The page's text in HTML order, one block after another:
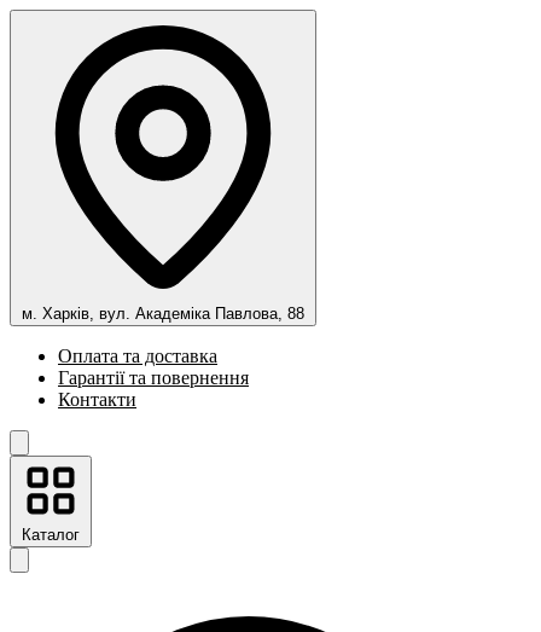
м. Харків, вул. Академіка Павлова, 88
Оплата та доставка
Гарантії та повернення
Контакти
Каталог